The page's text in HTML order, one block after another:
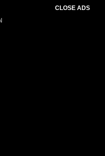
CLOSE ADS